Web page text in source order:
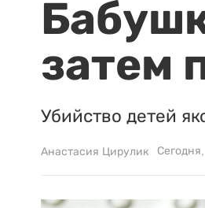
затем
Убийство детей
Анастасия Цирулик